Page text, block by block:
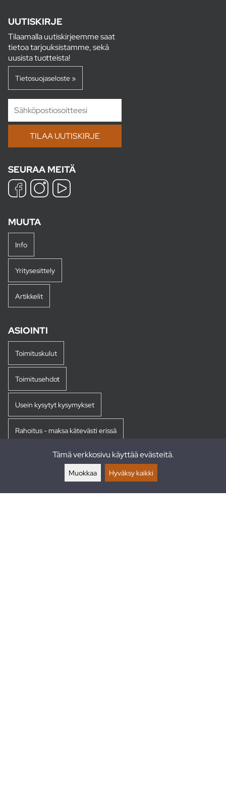
UUTISKIRJE
Tilaamalla uutiskirjeemme saat
tietoa tarjouksistamme, sekä
uusista tuotteista!
Tietosuojaseloste »
SEURAA MEITÄ
MUUTA
Info
Yritysesittely
Artikkelit
ASIOINTI
Toimituskulut
Toimitusehdot
Usein kysytyt kysymykset
Rahoitus - maksa kätevästi erissä
Tämä verkkosivu käyttää evästeitä.
Muokkaa Hyväksy kaikki